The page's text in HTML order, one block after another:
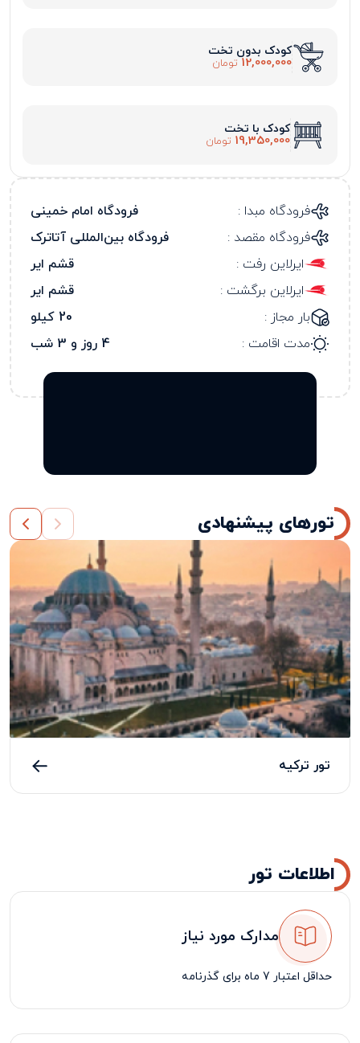
کودک بدون تخت
12,000,000 تومان
کودک با تخت
19,350,000 تومان
فرودگاه مبدا :
فرودگاه امام خمینی
فرودگاه مقصد :
فرودگاه بین‌المللی آتاترک
ایرلاین رفت :
قشم ایر
ایرلاین برگشت :
قشم ایر
بار مجاز :
20 کیلو
مدت اقامت :
4 روز و 3 شب
تورهای پیشنهادی
تور ترکیه
اطلاعات تور
مدارک مورد نیاز
حداقل اعتبار 7 ماه برای گذرنامه